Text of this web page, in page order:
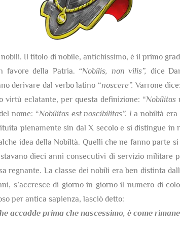
Il titolo di nobile, antichissimo, è il primo
favore della Patria. “Nobilis, non vilis”, dice
derivare dal verbo latino “noscere”.Varrone
eclatante, per questa definizione: “Nobilitas
nome: “Nobilitas est noscibilitas”. La nobiltà era
pienamente sin dal X secolo e si distingue in
idea della Nobiltà. Quelli che ne fanno parte si
dieci anni consecutivi di servizio militare
regnante. La classe dei nobili era ben distinta
s’accresce di giorno in giorno il numero di
per antica sapienza, lasciò detto:
accadde prima che nascessimo, è come